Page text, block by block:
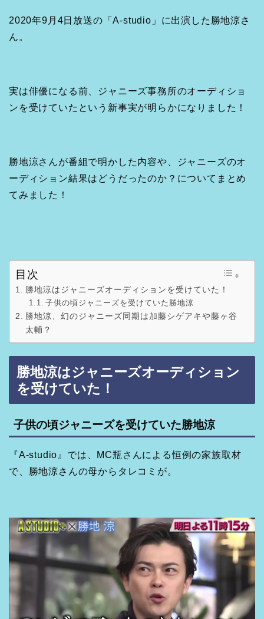
2020年9月4日放送の「A-studio」に出演した勝地涼さ
ん。
実は俳優になる前、ジャニーズ事務所のオーディショ
ンを受けていたという新事実が明らかになりました！
勝地涼さんが番組で明かした内容や、ジャニーズのオ
ーディション結果はどうだったのか？についてまとめ
てみました！
目次
勝地涼はジャニーズオーディションを受けていた！
子供の頃ジャニーズを受けていた勝地涼
勝地涼、幻のジャニーズ同期は加藤シゲアキや藤ヶ谷
太輔？
勝地涼はジャニーズオーディション
を受けていた！
子供の頃ジャニーズを受けていた勝地涼
『A-studio』では、MC瓶さんによる恒例の家族取材
で、勝地涼さんの母からタレコミが。